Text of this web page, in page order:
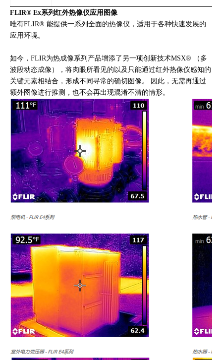
FLIR® Ex系列红外热像仪应用图像
唯有FLIR® 能提供一系列全面的热像仪，适用于各种快速发展的
应用环境。
如今，FLIR为热成像系列产品增添了另一项创新技术MSX® （多
波段动态成像），将肉眼所看见的以及只能通过红外热像仪感知的
关键元素相结合，形成不同寻常的确切图像。 因此，无需再通过
额外图像进行推测，也不会再出现混淆不清的情形。